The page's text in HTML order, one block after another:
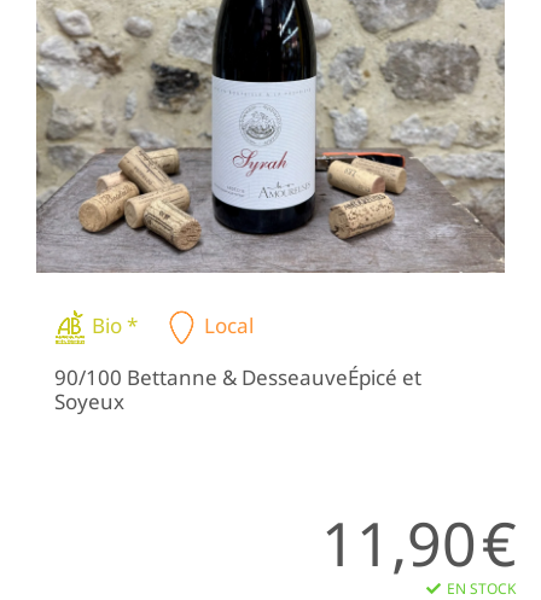
Bio *
Local
90/100 Bettanne & DesseauveÉpicé et
Soyeux
11,90€
EN STOCK